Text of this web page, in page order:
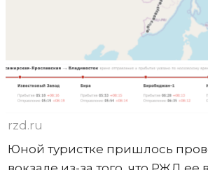
rzd.ru
Юной туристке пришлось